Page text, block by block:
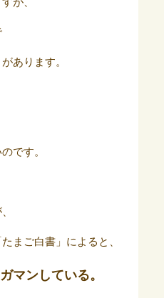
あります。
です。
まご白書」によると、
マンしている。